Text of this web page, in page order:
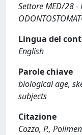
Settore MED/28 -
Lingua del
English
Parole chiave
biological age,
subjects
Citazione
Cozza, P.,